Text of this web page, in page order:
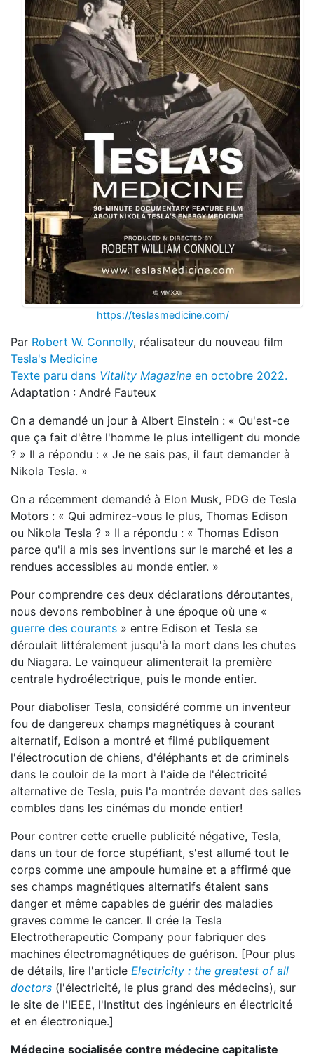
https://teslasmedicine.com/
Par Robert W. Connolly, réalisateur du nouveau film
Tesla's Medicine
Texte paru dans Vitality Magazine en octobre 2022.
Adaptation : André Fauteux
On a demandé un jour à Albert Einstein : « Qu'est-ce
que ça fait d'être l'homme le plus intelligent du monde
? » Il a répondu : « Je ne sais pas, il faut demander à
Nikola Tesla. »
On a récemment demandé à Elon Musk, PDG de Tesla
Motors : « Qui admirez-vous le plus, Thomas Edison
ou Nikola Tesla ? » Il a répondu : « Thomas Edison
parce qu'il a mis ses inventions sur le marché et les a
rendues accessibles au monde entier. »
Pour comprendre ces deux déclarations déroutantes,
nous devons rembobiner à une époque où une «
guerre des courants » entre Edison et Tesla se
déroulait littéralement jusqu'à la mort dans les chutes
du Niagara. Le vainqueur alimenterait la première
centrale hydroélectrique, puis le monde entier.
Pour diaboliser Tesla, considéré comme un inventeur
fou de dangereux champs magnétiques à courant
alternatif, Edison a montré et filmé publiquement
l'électrocution de chiens, d'éléphants et de criminels
dans le couloir de la mort à l'aide de l'électricité
alternative de Tesla, puis l'a montrée devant des salles
combles dans les cinémas du monde entier!
Pour contrer cette cruelle publicité négative, Tesla,
dans un tour de force stupéfiant, s'est allumé tout le
corps comme une ampoule humaine et a affirmé que
ses champs magnétiques alternatifs étaient sans
danger et même capables de guérir des maladies
graves comme le cancer. Il crée la Tesla
Electrotherapeutic Company pour fabriquer des
machines électromagnétiques de guérison. [Pour plus
de détails, lire l'article Electricity : the greatest of all
doctors (l'électricité, le plus grand des médecins), sur
le site de l'IEEE, l'Institut des ingénieurs en électricité
et en électronique.]
Médecine socialisée contre médecine capitaliste